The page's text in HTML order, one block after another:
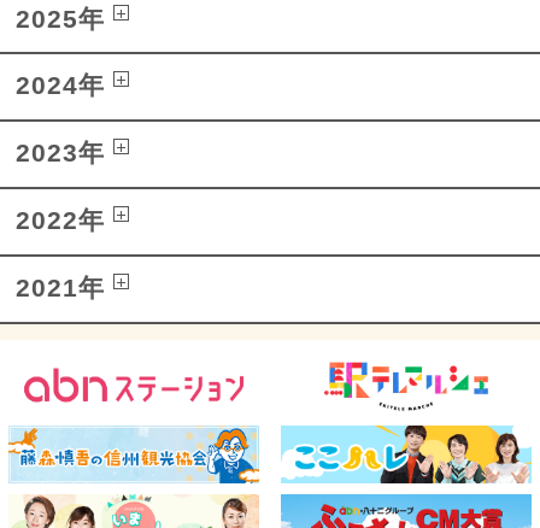
2025年
2024年
2023年
2022年
2021年